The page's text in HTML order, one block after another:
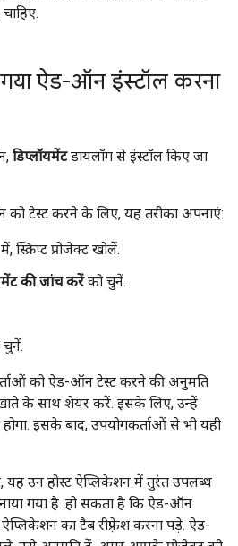
गया ऐड-ऑन इंस्टॉल करना
डिप्लॉयमेंटडायलॉग से इंस्टॉल किए जा
टेस्ट करने के लिए, यह तरीका अपनाएं:
स्क्रिप्ट प्रोजेक्ट खोलें.
की जांच करेंको चुनें.
को ऐड-ऑन टेस्ट करने की अनुमति
के साथ शेयर करें. इसके लिए, उन्हें
इसके बाद, उपयोगकर्ताओं से भी यही
उन होस्ट ऐप्लिकेशन में तुरंत उपलब्ध
गया है. हो सकता है कि ऐड-ऑन
का टैब रीफ़्रेश करना पड़े. ऐड-